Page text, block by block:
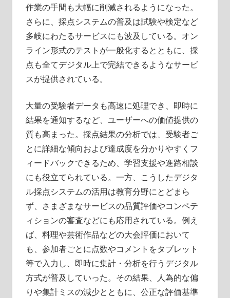
作業の手間も大幅に削減されるようになった。
さらに、採点システムの普及は試験や検定など
多岐にわたるサービスにも波及している。オン
ライン形式のテストが一般化するとともに、採
点も全てデジタル上で完結できるようなサービ
スが提供されている。
大量の受験者データも高速に処理でき、即時に
結果を通知するなど、ユーザーへの価値提供の
質も高まった。採点結果の分析では、受験者ご
とに詳細な傾向および達成度を分かりやすくフ
ィードバックできるため、学習支援や進路相談
にも役立てられている。一方、こうしたデジタ
ル採点システムの活用は教育分野にとどまら
ず、さまざまなサービスの品質評価やコンペテ
ィションの審査などにも応用されている。例え
ば、料理や芸術作品などの大会評価において
も、参加者ごとに点数やコメントをタブレット
等で入力し、即時に集計・分析を行うデジタル
方式が普及していった。その結果、人為的な偏
りや集計ミスの減少とともに、公正な評価基準